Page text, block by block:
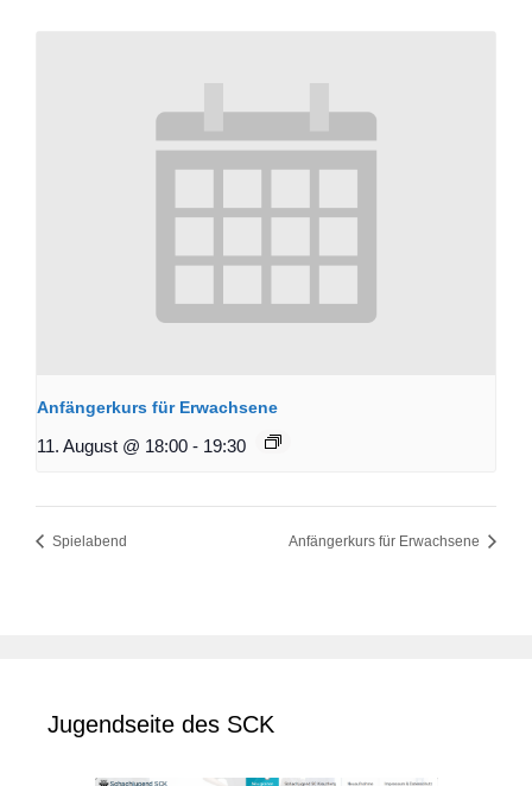
Anfängerkurs für Erwachsene
11. August @ 18:00 - 19:30
Spielabend Anfängerkurs für Erwachsene
Jugendseite des SCK